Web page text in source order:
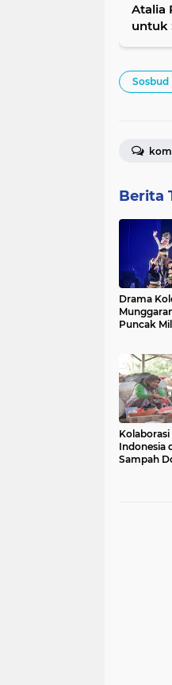
Atalia
untuk
Sosbud
Berita
Drama
Puncak
Indonesia
Sampah